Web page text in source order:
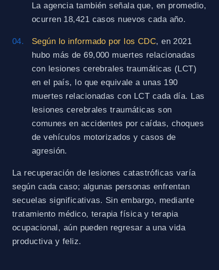
La agencia también señala que, en promedio,
ocurren 18,421 casos nuevos cada año.
Según lo informado por los CDC, en 2021
hubo más de 69,000 muertes relacionadas
con lesiones cerebrales traumáticas (LCT)
en el país, lo que equivale a unas 190
muertes relacionadas con LCT cada día. Las
lesiones cerebrales traumáticas son
comunes en accidentes por caídas, choques
de vehículos motorizados y casos de
agresión.
La recuperación de lesiones catastróficas varía
según cada caso; algunas personas enfrentan
secuelas significativas. Sin embargo, mediante
tratamiento médico, terapia física y terapia
ocupacional, aún pueden regresar a una vida
productiva y feliz.